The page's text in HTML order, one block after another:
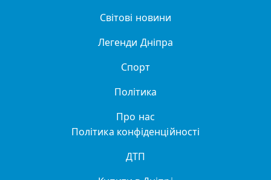
Світові новини
Легенди Дніпра
Спорт
Політика
Про нас
Політика конфіденційності
ДТП